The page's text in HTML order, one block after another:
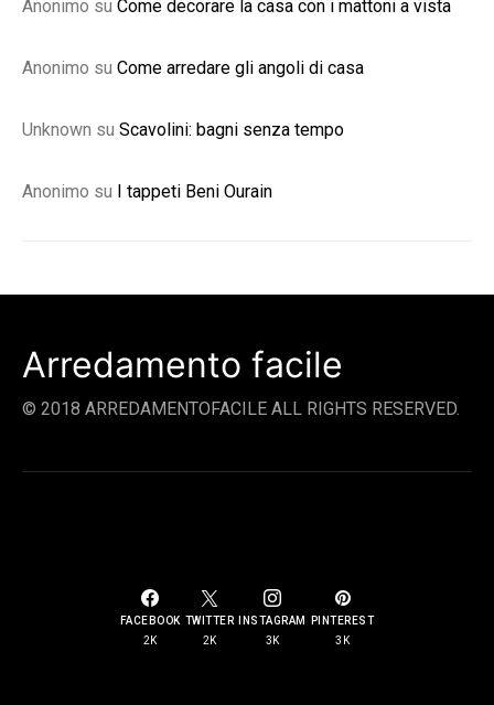
Anonimo su Come decorare la casa con i mattoni a vista
Anonimo su Come arredare gli angoli di casa
Unknown su Scavolini: bagni senza tempo
Anonimo su I tappeti Beni Ourain
Arredamento facile
© 2018 ARREDAMENTOFACILE ALL RIGHTS RESERVED.
FACEBOOK
2K
TWITTER
2K
INSTAGRAM
3K
PINTEREST
3K